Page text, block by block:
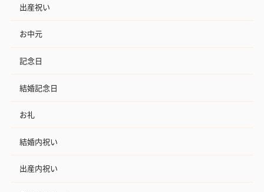
出産祝い
お中元
記念日
結婚記念日
お礼
結婚内祝い
出産内祝い